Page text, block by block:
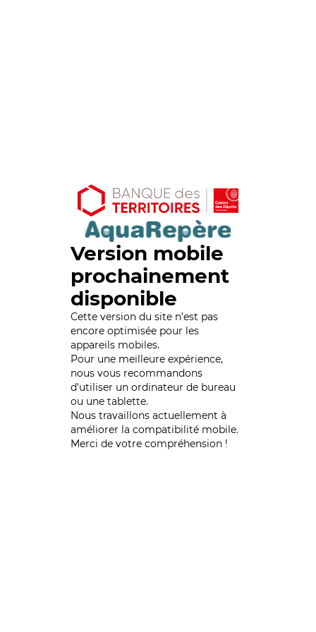
Version mobile
prochainement
disponible
Cette version du site n’est pas
encore optimisée pour les
appareils mobiles.
Pour une meilleure expérience,
nous vous recommandons
d'utiliser un ordinateur de bureau
ou une tablette.
Nous travaillons actuellement à
améliorer la compatibilité mobile.
Merci de votre compréhension !